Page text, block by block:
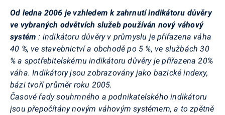
Od ledna 2006 je vzhledem k zahrnutí indikátoru důvěry
ve vybraných odvětvích služeb používán nový váhový
systém : indikátoru důvěry v průmyslu je přiřazena váha
40 %, ve stavebnictví a obchodě po 5 %, ve službách 30
% a spotřebitelskému indikátoru důvěry je přiřazena 20%
váha. Indikátory jsou zobrazovány jako bazické indexy,
bázi tvoří průměr roku 2005.
Časové řady souhrnného a podnikatelského indikátoru
jsou přepočítány novým váhovým systémem, a to zpětně